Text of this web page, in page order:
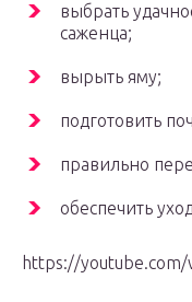
выбрать
саженца;
вырыть яму;
подготовить
правильно
обеспечить
https://youtube.com/